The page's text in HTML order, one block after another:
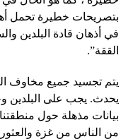
بتصريحات خطيرة تحمل
في أذهان قادة البلدين
الققة”.
يتم تجسيد جميع مخاوف
يحدث. يجب على البلدين
بيانات مذهلة حول
من الناس من غزة